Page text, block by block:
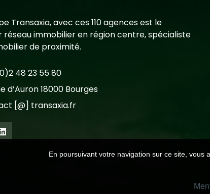
Transaxia, avec ces 110 agences est le
réseau immobilier en région centre, spécialiste
de proximité.
48 23 55 80
d’Auron 18000 Bourges
[@] transaxia.fr
En poursuivant votre navigation sur ce site, vous